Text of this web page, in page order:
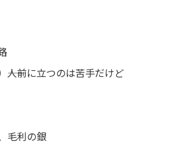
人前に立つのは苦手だけど
毛利の銀